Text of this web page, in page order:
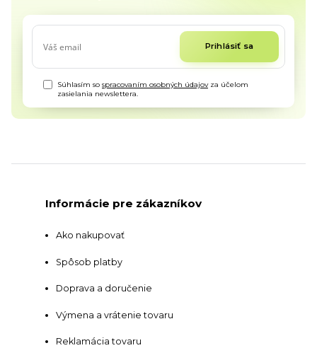
Prihlásiť sa
Súhlasím sospracovaním osobných údajovza účelom
zasielania newslettera.
Informácie pre zákazníkov
Ako nakupovať
Spôsob platby
Doprava a doručenie
Výmena a vrátenie tovaru
Reklamácia tovaru